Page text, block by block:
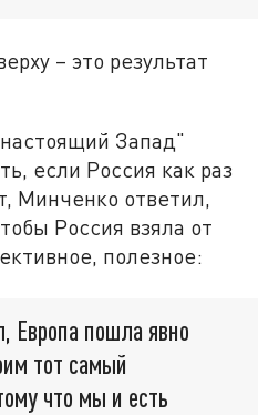
– это результат
Запад"
если Россия как раз
Минченко ответил,
Россия взяла от
полезное:
Европа пошла явно
тот самый
что мы и есть